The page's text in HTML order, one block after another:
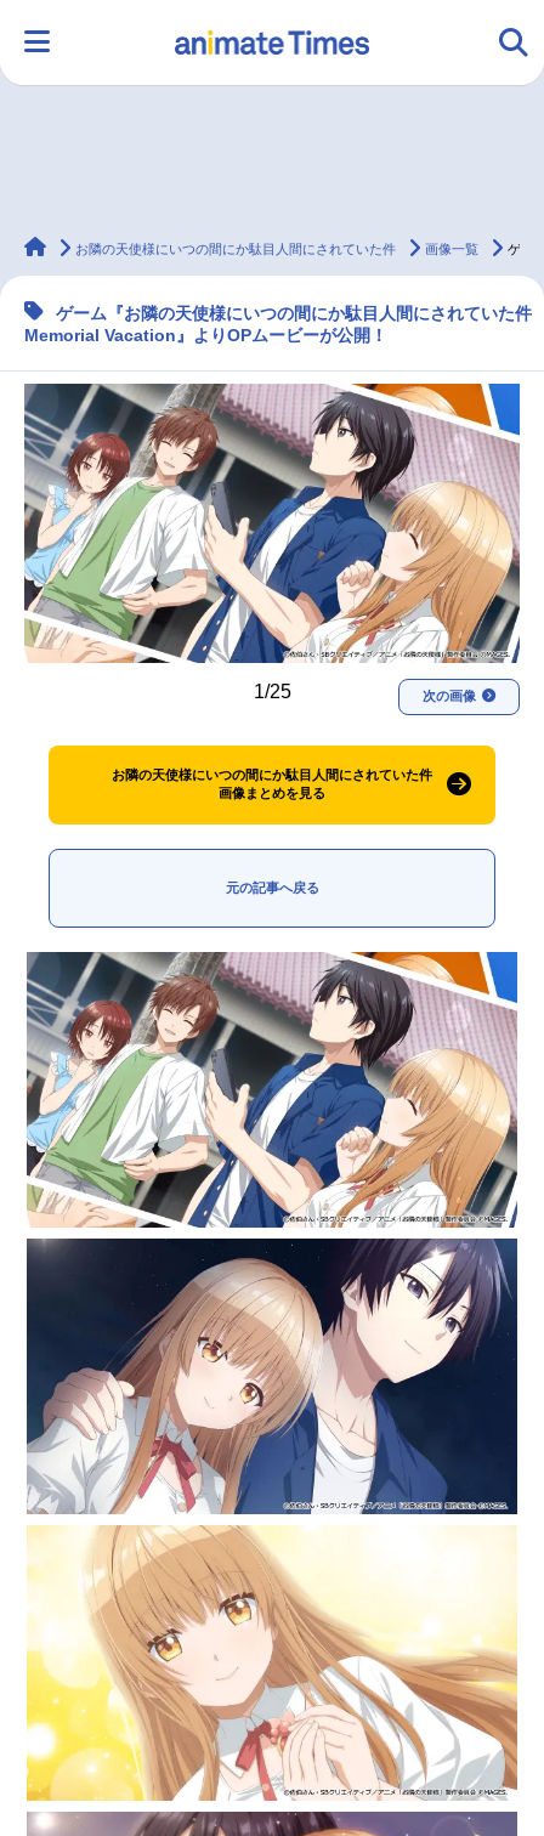
ラジオ みんなの声 グッズ 映画
マンガ・ラノベ ゲーム・アプリ 音楽
2.5次元 配信・Vtuber トレンド 無料マンガ
最新記事一覧
アニメ記事一覧 声優記事一覧
アニメ映画一覧 実写化映画一覧
今期アニメ曜日別一覧
秋アニメ 冬アニメ
FOLLOW US
animateTimes
お隣の天使様にいつの間にか駄目人間にされていた件 画像一覧 ゲーム『お隣の天使様』よりOP動画が解禁！
ゲーム『お隣の天使様にいつの間にか駄目人間にされていた件
Memorial Vacation』よりOPムービーが公開！
1/25 次の画像
お隣の天使様にいつの間にか駄目人間にされていた件
画像まとめを見る
元の記事へ戻る